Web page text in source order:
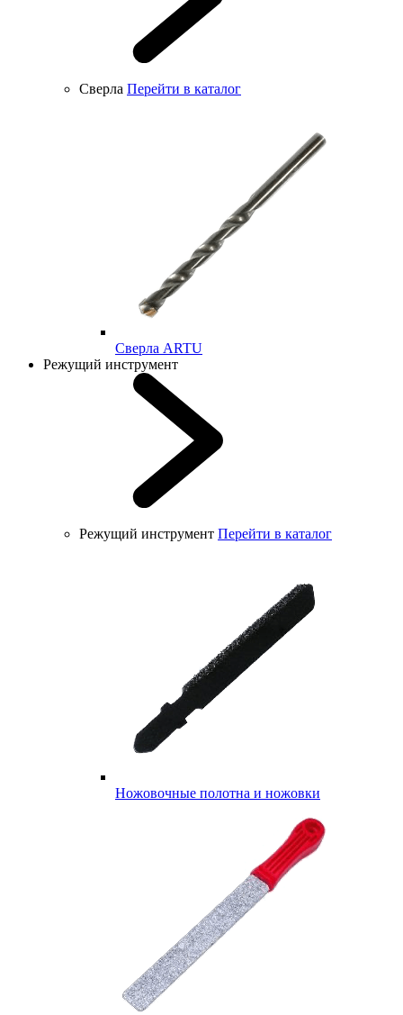
Сверла Перейти в каталог
Cверла ARTU
Режущий инструмент
Режущий инструмент Перейти в каталог
Ножовочные полотна и ножовки